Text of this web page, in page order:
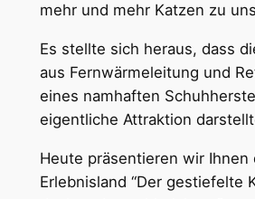
mehr und mehr Katzen zu
Es stellte sich heraus, dass
aus Fernwärmeleitung und
eines namhaften
eigentliche Attraktion
Heute präsentieren wir Ihnen
Erlebnisland “Der gestiefelte